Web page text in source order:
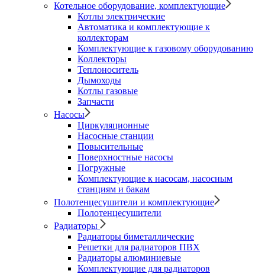
Котельное оборудование, комплектующие
Котлы электрические
Автоматика и комплектующие к
коллекторам
Комплектующие к газовому оборудованию
Коллекторы
Теплоноситель
Дымоходы
Котлы газовые
Запчасти
Насосы
Циркуляционные
Насосные станции
Повысительные
Поверхностные насосы
Погружные
Комплектующие к насосам, насосным
станциям и бакам
Полотенцесушители и комплектующие
Полотенцесушители
Радиаторы
Радиаторы биметаллические
Решетки для радиаторов ПВХ
Радиаторы алюминиевые
Комплектующие для радиаторов